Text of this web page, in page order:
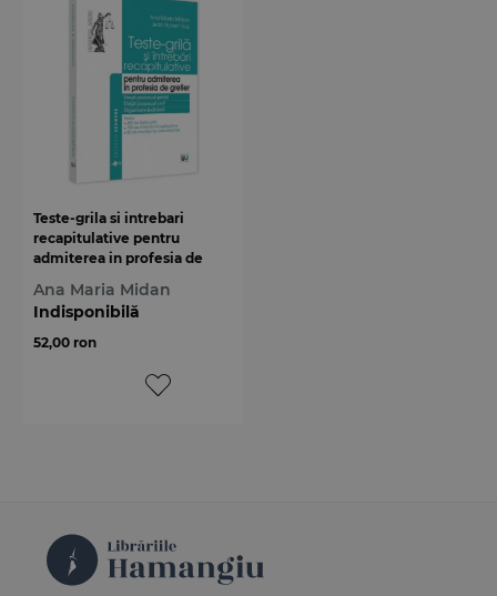
Teste-grila si intrebari
recapitulative pentru
admiterea in profesia de
Ana Maria Midan
Indisponibilă
52,00 ron